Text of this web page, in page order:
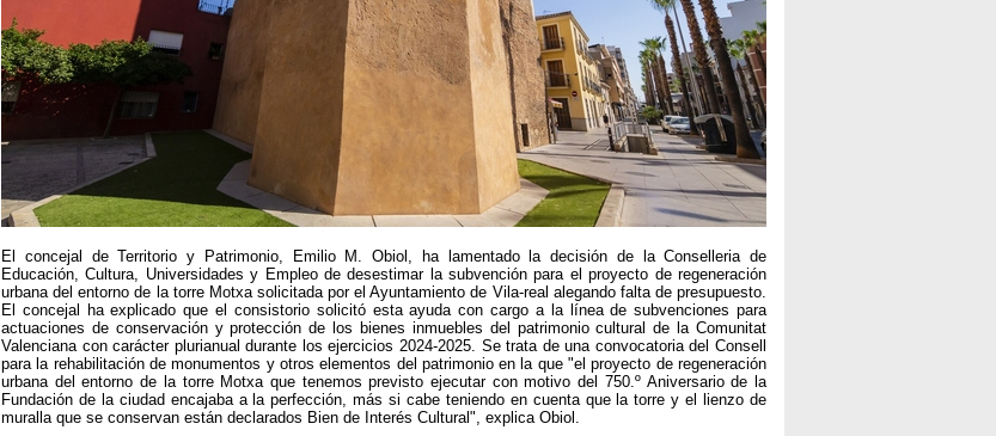
El concejal de Territorio y Patrimonio, Emilio M. Obiol, ha lamentado la decisión de la Conselleria de
Educación, Cultura, Universidades y Empleo de desestimar la subvención para el proyecto de regeneración
urbana del entorno de la torre Motxa solicitada por el Ayuntamiento de Vila-real alegando falta de presupuesto.
El concejal ha explicado que el consistorio solicitó esta ayuda con cargo a la línea de subvenciones para
actuaciones de conservación y protección de los bienes inmuebles del patrimonio cultural de la Comunitat
Valenciana con carácter plurianual durante los ejercicios 2024-2025. Se trata de una convocatoria del Consell
para la rehabilitación de monumentos y otros elementos del patrimonio en la que "el proyecto de regeneración
urbana del entorno de la torre Motxa que tenemos previsto ejecutar con motivo del 750.º Aniversario de la
Fundación de la ciudad encajaba a la perfección, más si cabe teniendo en cuenta que la torre y el lienzo de
muralla que se conservan están declarados Bien de Interés Cultural", explica Obiol.